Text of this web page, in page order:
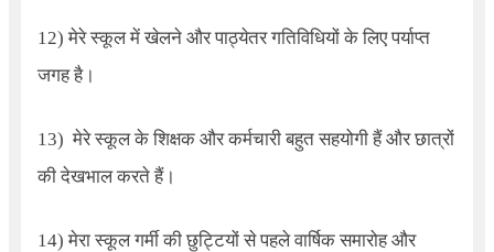
12) मेरे स्कूल में खेलने और पाठ्येतर गतिविधियों के लिए पर्याप्त
जगह है।
13) मेरे स्कूल के शिक्षक और कर्मचारी बहुत सहयोगी हैं और छात्रों
की देखभाल करते हैं।
14) मेरा स्कूल गर्मी की छुट्टियों से पहले वार्षिक समारोह और